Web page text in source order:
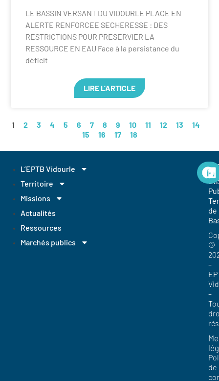
LE BASSIN VERSANT DU VIDOURLE PLACE EN
ALERTE RENFORCEE SECHERESSE : DES
RESTRICTIONS POUR PRESERVIER LA
RESSOURCE EN EAU Face à la persistance du
déficit
LIRE L'ARTICLE
1 2 3 4 5 6 7 8 9 10 11 12 13
14
15
16 17 18
L’EPTB Vidourle
Territoire
Missions
Actualités
Ressources
Marchés publics
de
©
–
–
de